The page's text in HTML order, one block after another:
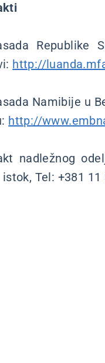
Republike
http://
Namibije u
http://
nadležnog
Tel: +381 11